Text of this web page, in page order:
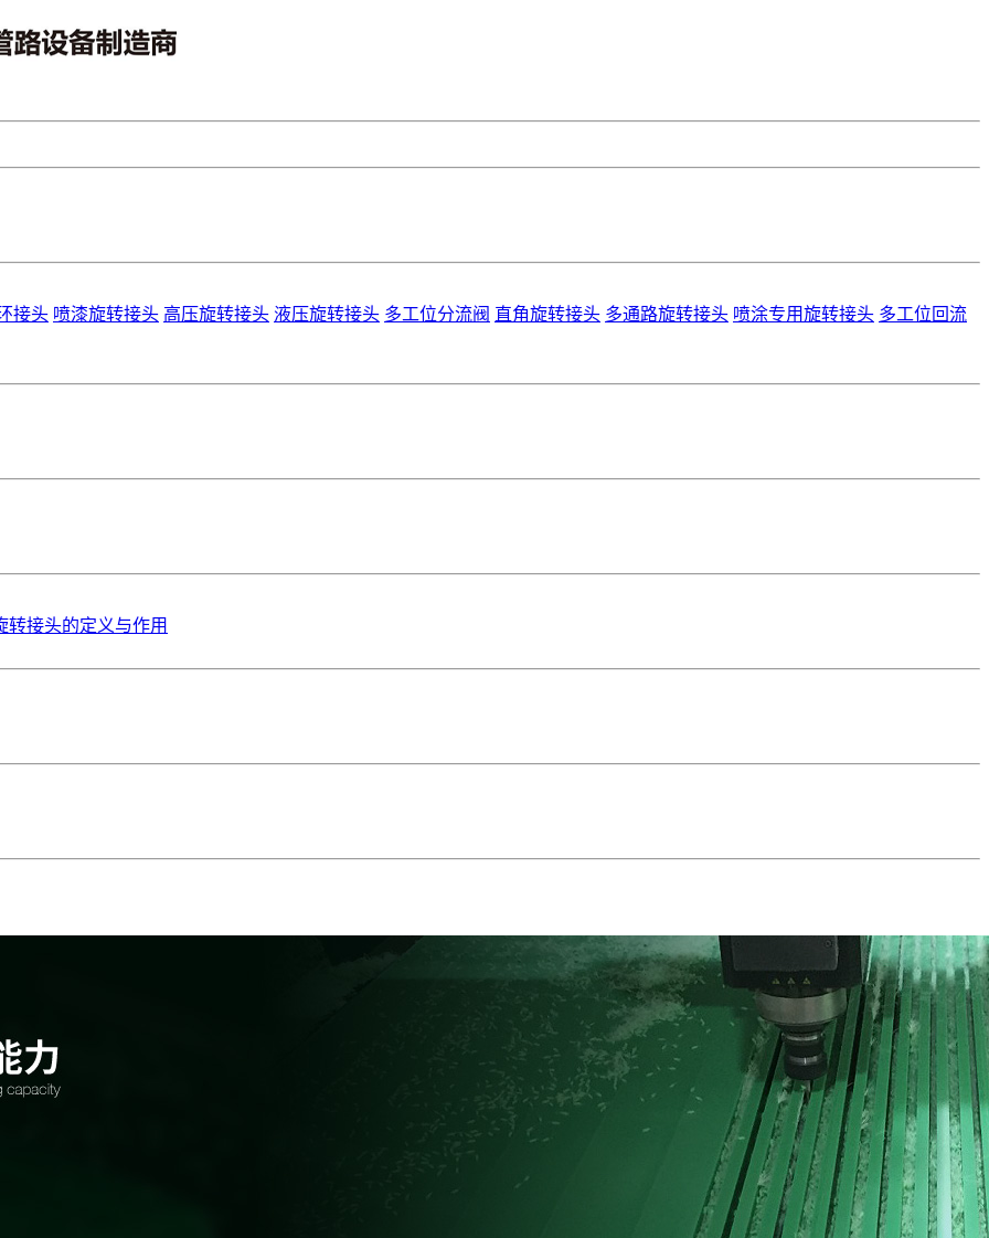
接头 喷漆旋转接头 高压旋转接头 液压旋转接头 多工位分流阀 直角旋转接头 多通路旋转接头 喷涂专用旋转接头 多工位回流
转接头的定义与作用